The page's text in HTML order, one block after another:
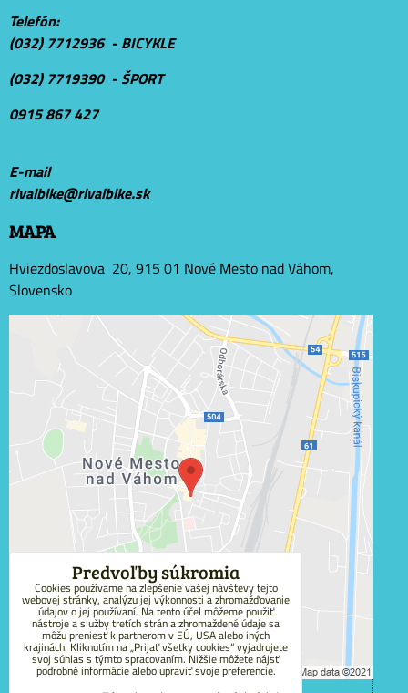
Telefón:
(032) 7712936 - BICYKLE
(032) 7719390 - ŠPORT
0915 867 427
E-mail
rivalbike@rivalbike.sk
MAPA
Hviezdoslavova 20, 915 01 Nové Mesto nad Váhom,
Slovensko
Externý obsah je blokovaný Voľbami súkromia
Prajete si načítať externý obsah?
Povoliť tentokrát
Povoliť a zapamätať - súhlas s druhom cookie:
Funkčné
Otvoriť obsah v novom okne
Predvoľby súkromia
Cookies používame na zlepšenie vašej návštevy tejto
webovej stránky, analýzu jej výkonnosti a zhromažďovanie
údajov o jej používaní. Na tento účel môžeme použiť
nástroje a služby tretích strán a zhromaždené údaje sa
môžu preniesť k partnerom v EÚ, USA alebo iných
krajinách. Kliknutím na „Prijať všetky cookies“ vyjadrujete
svoj súhlas s týmto spracovaním. Nižšie môžete nájsť
podrobné informácie alebo upraviť svoje preferencie.